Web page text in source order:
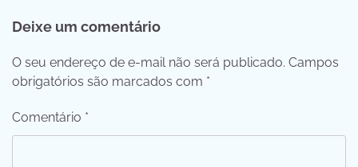
Deixe um comentário
O seu endereço de e-mail não será publicado. Campos
obrigatórios são marcados com *
Comentário *